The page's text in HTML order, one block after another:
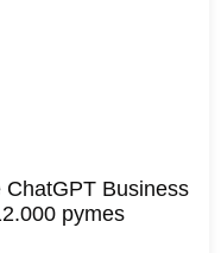
Business
pymes